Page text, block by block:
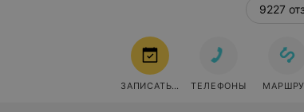
9227
ЗАПИСАТЬСЯ ТЕЛЕФОНЫ